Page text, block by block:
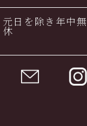
元日を除き年中無
休